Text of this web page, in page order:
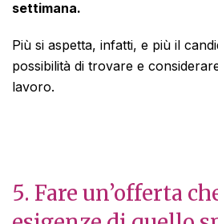
settimana.
Più si aspetta, infatti, e più il
possibilità di trovare e
lavoro.
5. Fare un’offerta